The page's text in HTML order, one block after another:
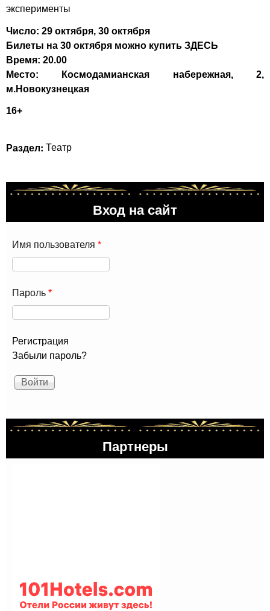
эксперименты
Число: 29 октября, 30 октября
Билеты на 30 октября можно купить ЗДЕСЬ
Время: 20.00
Место: Космодамианская набережная, 2,
м.Новокузнецкая
16+
Раздел: Театр
Вход на сайт
Имя пользователя *
Пароль *
Регистрация
Забыли пароль?
Партнеры